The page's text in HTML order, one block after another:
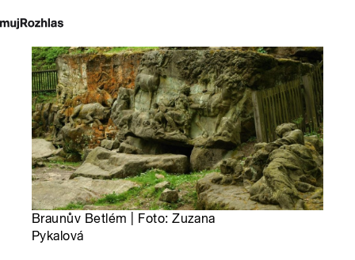
Braunův Betlém | Foto: Zuzana
Pykalová